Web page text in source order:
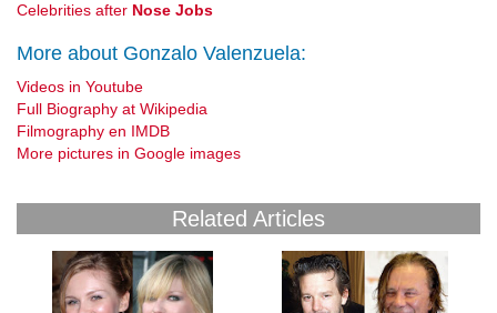
Celebrities after Nose Jobs
More about Gonzalo Valenzuela:
Videos in Youtube
Full Biography at Wikipedia
Filmography en IMDB
More pictures in Google images
Related Articles